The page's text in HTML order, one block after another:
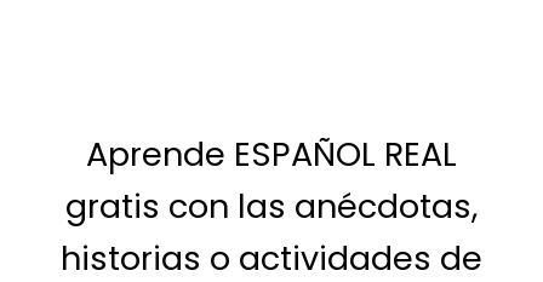
Aprende ESPAÑOL REAL
gratis con las anécdotas,
historias o actividades de